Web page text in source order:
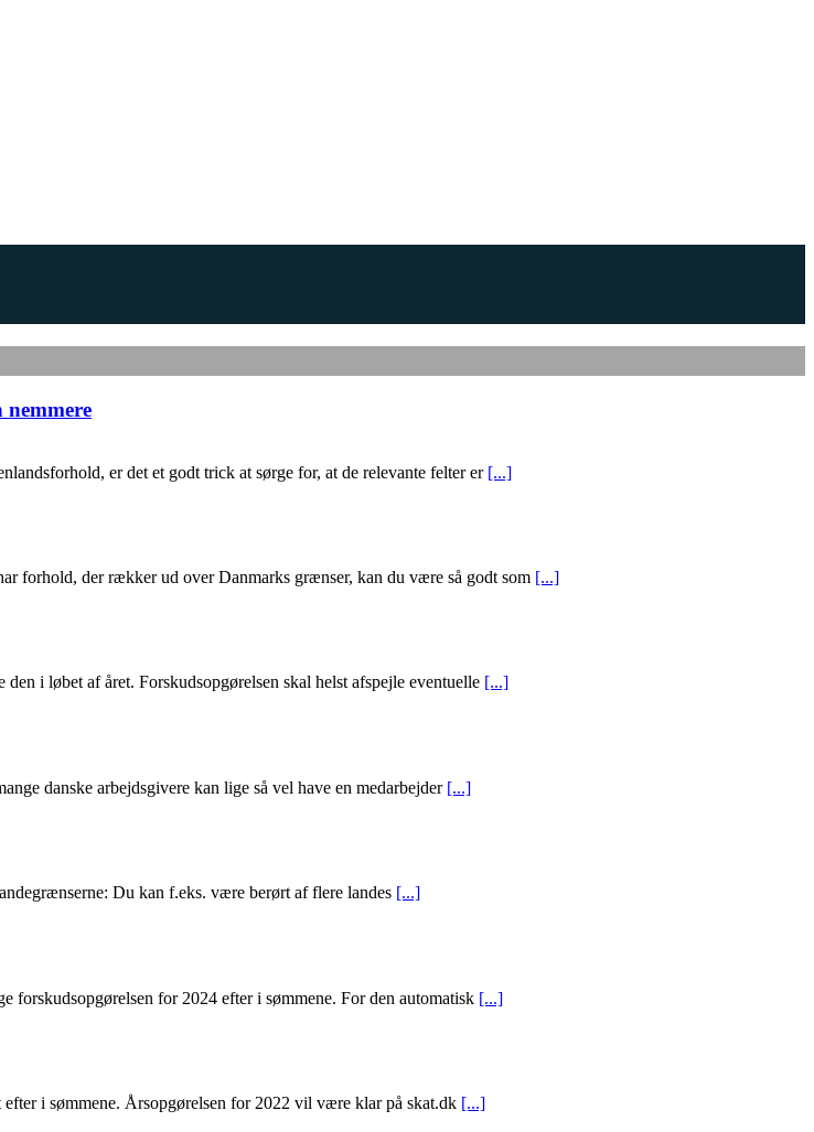
nemmere
er det et godt trick at sørge for, at de relevante felter er [...]
forhold, der rækker ud over Danmarks grænser, kan du være så godt som [...]
i løbet af året. Forskudsopgørelsen skal helst afspejle eventuelle [...]
danske arbejdsgivere kan lige så vel have en medarbejder [...]
Du kan f.eks. være berørt af flere landes [...]
for 2024 efter i sømmene. For den automatisk [...]
i sømmene. Årsopgørelsen for 2022 vil være klar på skat.dk [...]